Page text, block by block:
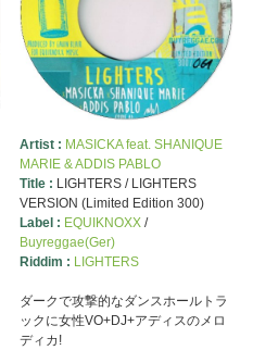
Artist : MASICKA feat. SHANIQUE
MARIE & ADDIS PABLO
Title : LIGHTERS / LIGHTERS
VERSION (Limited Edition 300)
Label : EQUIKNOXX/
Buyreggae(Ger)
Riddim : LIGHTERS
ダークで攻撃的なダンスホールトラ
ックに女性VO+DJ+アディスのメロ
ディカ!